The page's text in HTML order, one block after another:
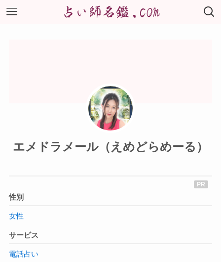
エメドラメール（えめどらめーる）
性別
女性
サービス
電話占い